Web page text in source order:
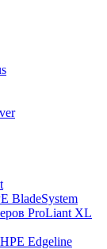
BladeSystem
ProLiant XL
Edgeline